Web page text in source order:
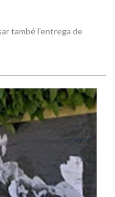
també l'entrega de